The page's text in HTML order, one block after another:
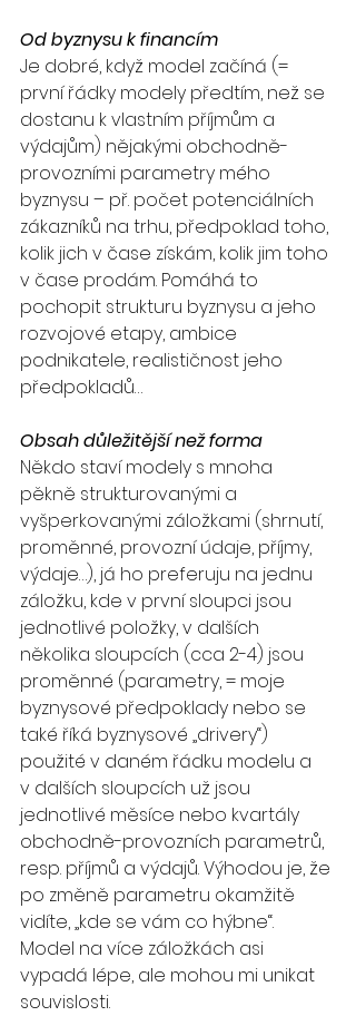
Od byznysu k financím
Je dobré, když model začíná (=
první řádky modely předtím, než se
dostanu k vlastním příjmům a
výdajům) nějakými obchodně-
provozními parametry mého
byznysu – př. počet potenciálních
zákazníků na trhu, předpoklad toho,
kolik jich v čase získám, kolik jim toho
v čase prodám. Pomáhá to
pochopit strukturu byznysu a jeho
rozvojové etapy, ambice
podnikatele, realističnost jeho
předpokladů…
Obsah důležitější než forma
Někdo staví modely s mnoha
pěkně strukturovanými a
vyšperkovanými záložkami (shrnutí,
proměnné, provozní údaje, příjmy,
výdaje…), já ho preferuju na jednu
záložku, kde v první sloupci jsou
jednotlivé položky, v dalších
několika sloupcích (cca 2-4) jsou
proměnné (parametry, = moje
byznysové předpoklady nebo se
také říká byznysové „drivery“)
použité v daném řádku modelu a
v dalších sloupcích už jsou
jednotlivé měsíce nebo kvartály
obchodně-provozních parametrů,
resp. příjmů a výdajů. Výhodou je, že
po změně parametru okamžitě
vidíte, „kde se vám co hýbne“.
Model na více záložkách asi
vypadá lépe, ale mohou mi unikat
souvislosti.